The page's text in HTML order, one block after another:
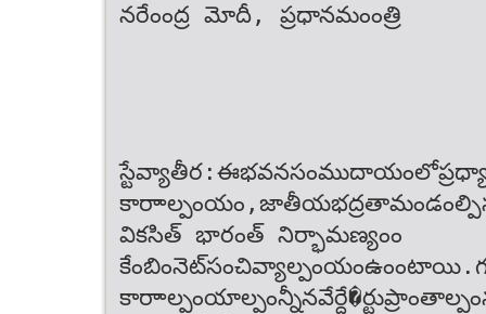
నరేంంద్ర మోదీ, ప్రధానమంంత్రి
వికసిత్ భారంత్ నిర్భామణ్యంం